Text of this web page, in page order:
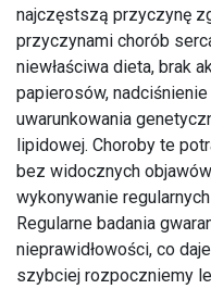
najczęstszą przyczynę
przyczynami chorób
niewłaściwa dieta, brak
papierosów,
uwarunkowania
lipidowej. Choroby te
bez widocznych
wykonywanie
Regularne badania
nieprawidłowości, co
szybciej rozpoczniemy